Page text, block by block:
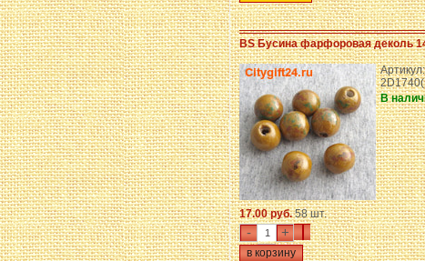
BS Бусина фарфоровая деколь
В
17.00 руб.58 шт.
- +